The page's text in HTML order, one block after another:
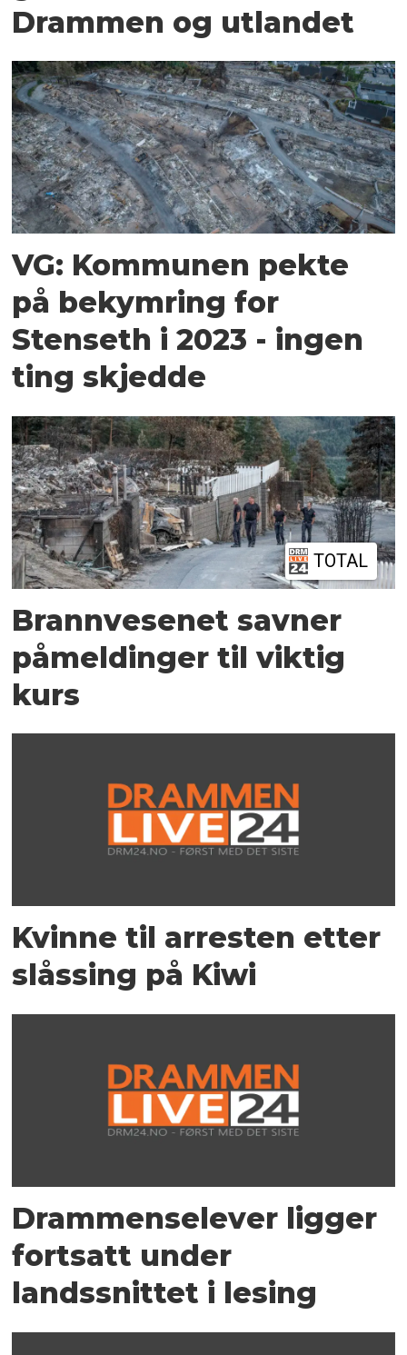
Drammen og utlandet
VG: Kommunen pekte
på bekymring for
Stenseth i 2023 - ingen
ting skjedde
TOTAL
Brannvesenet savner
påmeldinger til viktig
kurs
Kvinne til arresten etter
slåssing på Kiwi
Drammenselever ligger
fortsatt under
landssnittet i lesing